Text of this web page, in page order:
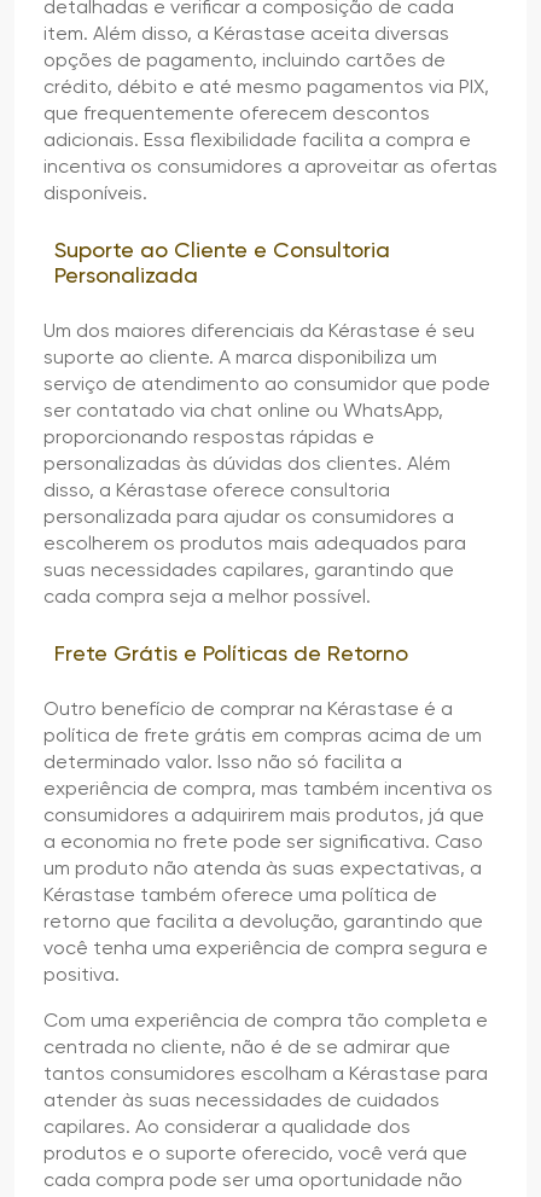
detalhadas e verificar a composição de cada
item. Além disso, a Kérastase aceita diversas
opções de pagamento, incluindo cartões de
crédito, débito e até mesmo pagamentos via PIX,
que frequentemente oferecem descontos
adicionais. Essa flexibilidade facilita a compra e
incentiva os consumidores a aproveitar as ofertas
disponíveis.
Suporte ao Cliente e Consultoria
Personalizada
Um dos maiores diferenciais da Kérastase é seu
suporte ao cliente. A marca disponibiliza um
serviço de atendimento ao consumidor que pode
ser contatado via chat online ou WhatsApp,
proporcionando respostas rápidas e
personalizadas às dúvidas dos clientes. Além
disso, a Kérastase oferece consultoria
personalizada para ajudar os consumidores a
escolherem os produtos mais adequados para
suas necessidades capilares, garantindo que
cada compra seja a melhor possível.
Frete Grátis e Políticas de Retorno
Outro benefício de comprar na Kérastase é a
política de frete grátis em compras acima de um
determinado valor. Isso não só facilita a
experiência de compra, mas também incentiva os
consumidores a adquirirem mais produtos, já que
a economia no frete pode ser significativa. Caso
um produto não atenda às suas expectativas, a
Kérastase também oferece uma política de
retorno que facilita a devolução, garantindo que
você tenha uma experiência de compra segura e
positiva.
Com uma experiência de compra tão completa e
centrada no cliente, não é de se admirar que
tantos consumidores escolham a Kérastase para
atender às suas necessidades de cuidados
capilares. Ao considerar a qualidade dos
produtos e o suporte oferecido, você verá que
cada compra pode ser uma oportunidade não